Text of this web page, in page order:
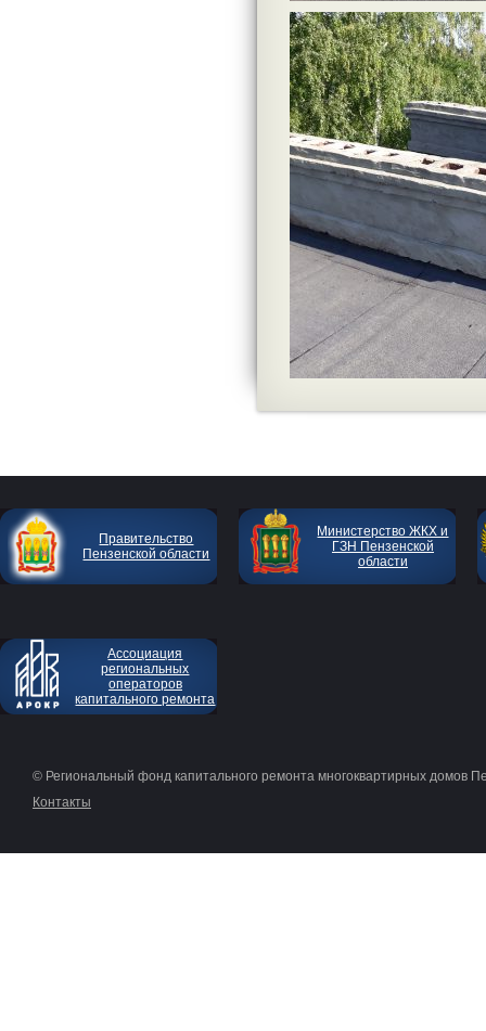
Правительство
Пензенской области
Министерство ЖКХ и
ГЗН Пензенской
области
Ассоциация
региональных
операторов
капитального ремонта
© Региональный фонд капитального ремонта многоквартирных домов
Контакты